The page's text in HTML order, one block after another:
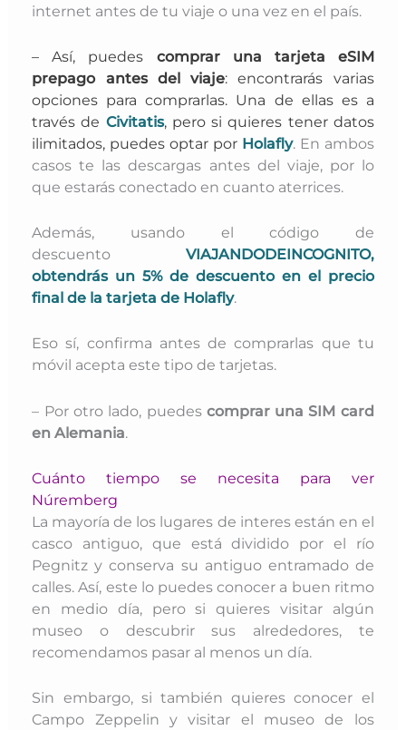
internet antes de tu viaje o una vez en el país.
– Así, puedes comprar una tarjeta eSIM
prepago antes del viaje: encontrarás varias
opciones para comprarlas. Una de ellas es a
través de Civitatis, pero si quieres tener datos
ilimitados, puedes optar por Holafly. En ambos
casos te las descargas antes del viaje, por lo
que estarás conectado en cuanto aterrices.
Además, usando el código de
descuento VIAJANDODEINCOGNITO,
obtendrás un 5% de descuento en el precio
final de la tarjeta de Holafly.
Eso sí, confirma antes de comprarlas que tu
móvil acepta este tipo de tarjetas.
– Por otro lado, puedes comprar una SIM card
en Alemania.
Cuánto tiempo se necesita para ver
Núremberg
La mayoría de los lugares de interes están en el
casco antiguo, que está dividido por el río
Pegnitz y conserva su antiguo entramado de
calles. Así, este lo puedes conocer a buen ritmo
en medio día, pero si quieres visitar algún
museo o descubrir sus alrededores, te
recomendamos pasar al menos un día.
Sin embargo, si también quieres conocer el
Campo Zeppelin y visitar el museo de los